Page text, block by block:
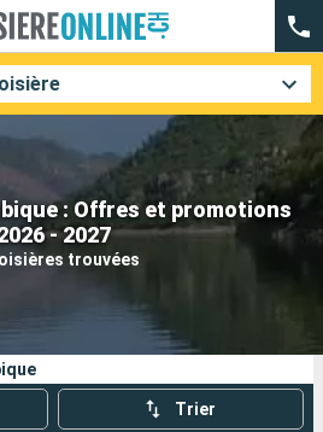
: Offres et promotions
- 2027
trouvées
Compagnies
Rechercher
Trier